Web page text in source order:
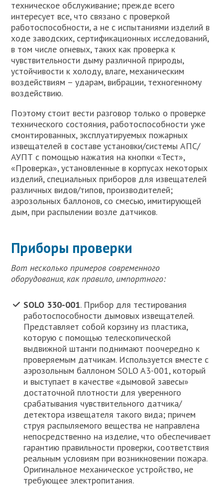
техническое обслуживание; прежде всего
интересует все, что связано с проверкой
работоспособности, а не с испытаниями изделий в
ходе заводских, сертификационных исследований,
в том числе огневых, таких как проверка к
чувствительности дыму различной природы,
устойчивости к холоду, влаге, механическим
воздействиям – ударам, вибрации, техногенному
воздействию.
Поэтому стоит вести разговор только о проверке
технического состояния, работоспособности уже
смонтированных, эксплуатируемых пожарных
извещателей в составе установки/системы АПС/
АУПТ с помощью нажатия на кнопки «Тест»,
«Проверка», установленные в корпусах некоторых
изделий, специальных приборов для извещателей
различных видов/типов, производителей;
аэрозольных баллонов, со смесью, имитирующей
дым, при распылении возле датчиков.
Приборы проверки
Вот несколько примеров современного
оборудования, как правило, импортного:
SOLO 330-001. Прибор для тестирования
работоспособности дымовых извещателей.
Представляет собой корзину из пластика,
которую с помощью телескопической
выдвижной штанги поднимают поочередно к
проверяемым датчикам. Используется вместе с
аэрозольным баллоном SOLO A3-001, который
и выступает в качестве «дымовой завесы»
достаточной плотности для уверенного
срабатывания чувствительного датчика/
детектора извещателя такого вида; причем
струя распыляемого вещества не направлена
непосредственно на изделие, что обеспечивает
гарантию правильности проверки, соответствия
реальным условиям при возникновении пожара.
Оригинальное механическое устройство, не
требующее электропитания.